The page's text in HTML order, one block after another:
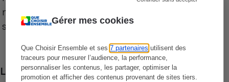
Gérer mes cookies
Que Choisir Ensemble et ses7 partenaires utilisent des
traceurs pour mesurer l’audience, la performance,
personnaliser les contenus, les partager, optimiser la
promotion et afficher des contenus provenant de sites tiers.
niveau de prix des supermarchés, géolocalisés
sur le territoire français.
Les comparaisons de prix